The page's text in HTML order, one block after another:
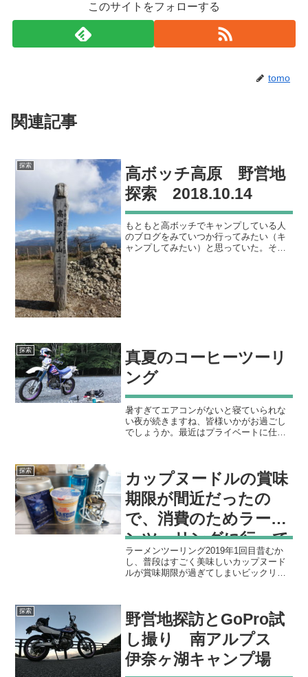
このサイトをフォローする
tomo
関連記事
探索
高ボッチ高原 野営地
探索 2018.10.14
もともと高ボッチでキャンプしている人
のブログをみていつか行ってみたい（キ
ャンプしてみたい）と思っていた。そこ
探索
真夏のコーヒーツーリ
ング
暑すぎてエアコンがないと寝ていられな
い夜が続きますね、皆様いかがお過ごし
でしょうか。最近はプライベートに仕事
たくて仕方ないのですが、日...
探索
カップヌードルの賞味
期限が間近だったの
で、消費のためラーメ
ンツーリングに行って
きた
ラーメンツーリング2019年1回目昔むか
し、普段はすごく美味しいカップヌード
ルが賞味期限が過ぎてしまいビックリす
限が切れるカップヌー...
探索
野営地探訪とGoPro試
し撮り 南アルプス
伊奈ヶ湖キャンプ場